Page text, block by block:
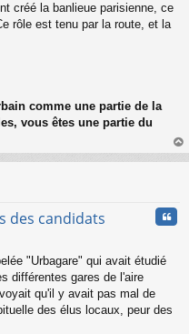
créé la banlieue parisienne, ce
rôle est tenu par la route, et la
comme une partie de la
vous êtes une partie du
au
des candidats
"Urbagare" qui avait étudié
différentes gares de l'aire
qu'il y avait pas mal de
des élus locaux, peur des